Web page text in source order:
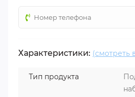
Характеристики: (смотреть
Тип продукта